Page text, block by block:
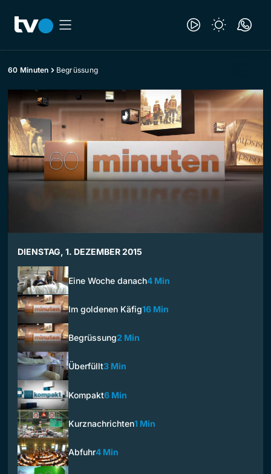
60 Minuten Begrüssung
DIENSTAG, 1. DEZEMBER 2015
Eine Woche danach4 Min
Im goldenen Käfig16 Min
Begrüssung2 Min
Überfüllt3 Min
Kompakt6 Min
Kurznachrichten1 Min
Abfuhr4 Min